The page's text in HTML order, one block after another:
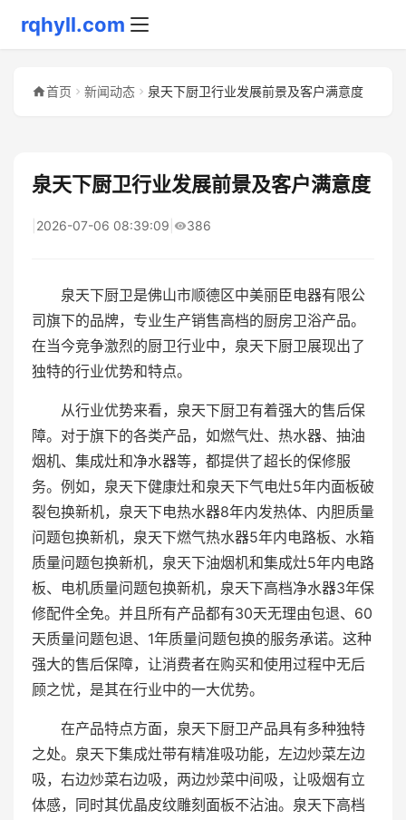
rqhyll.com
首页 新闻动态 泉天下厨卫行业发展前景及客户满意度
泉天下厨卫行业发展前景及客户满意度
2026-07-06 08:39:09 386
泉天下厨卫是佛山市顺德区中美丽臣电器有限公
司旗下的品牌，专业生产销售高档的厨房卫浴产品。
在当今竞争激烈的厨卫行业中，泉天下厨卫展现出了
独特的行业优势和特点。
从行业优势来看，泉天下厨卫有着强大的售后保
障。对于旗下的各类产品，如燃气灶、热水器、抽油
烟机、集成灶和净水器等，都提供了超长的保修服
务。例如，泉天下健康灶和泉天下气电灶5年内面板破
裂包换新机，泉天下电热水器8年内发热体、内胆质量
问题包换新机，泉天下燃气热水器5年内电路板、水箱
质量问题包换新机，泉天下油烟机和集成灶5年内电路
板、电机质量问题包换新机，泉天下高档净水器3年保
修配件全免。并且所有产品都有30天无理由包退、60
天质量问题包退、1年质量问题包换的服务承诺。这种
强大的售后保障，让消费者在购买和使用过程中无后
顾之忧，是其在行业中的一大优势。
在产品特点方面，泉天下厨卫产品具有多种独特
之处。泉天下集成灶带有精准吸功能，左边炒菜左边
吸，右边炒菜右边吸，两边炒菜中间吸，让吸烟有立
体感，同时其优晶皮纹雕刻面板不沾油。泉天下高档